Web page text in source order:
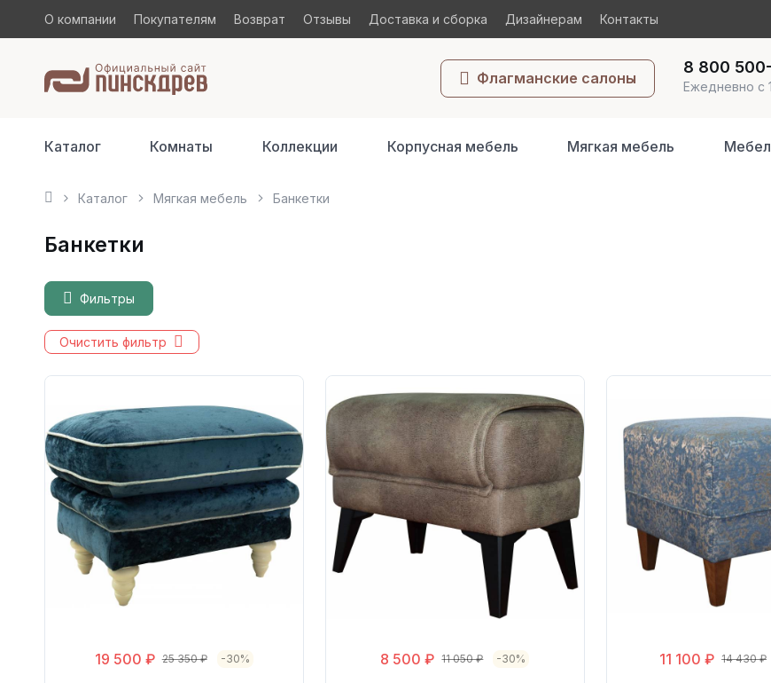
О компании Покупателям Возврат Отзывы Доставка и сборка Дизайнерам Контакты
Флагманские салоны
8 800
Ежедневно с
Каталог Комнаты Коллекции Корпусная мебель Мягкая мебель
Каталог Мягкая мебель Банкетки
Банкетки
Фильтры
Очистить фильтр
19 500 ₽ 25 350 ₽ -30% 8 500 ₽ 11 050 ₽ -30% 11 100 ₽ 14 430 ₽